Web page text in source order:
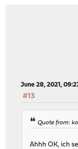
June 28, 2021,
#13
Quote from:
Ahhh OK, ich